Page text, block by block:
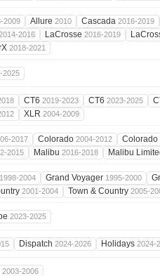
2009 Allure 2010 Cascada 2016-2019
2016 LaCrosse 2016-2019
2018-2021
2025
CT6 2019-2023 CT6 2023-2025
XLR 2004-2009
2017 Colorado 2004-2012
Colorado
2015 Malibu 2016-2018 Malibu
1998-2004 Grand Voyager 1995-2000
2001-2004 Town & Country 2005-
2023-2025
Dispatch 2024-2026 Holidays 2024-
2003-2006